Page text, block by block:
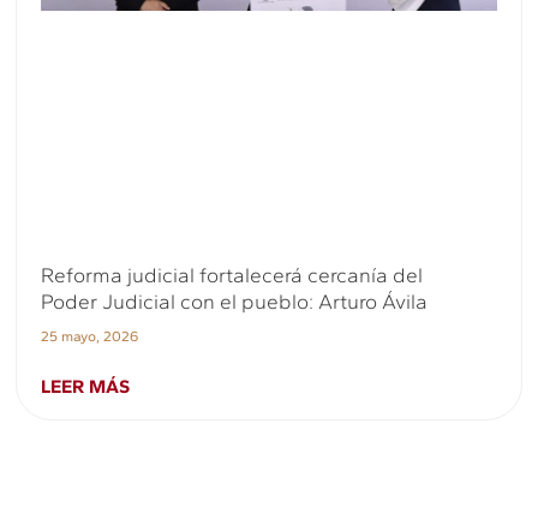
Reforma judicial fortalecerá cercanía del
Poder Judicial con el pueblo: Arturo Ávila
25 mayo, 2026
LEER MÁS